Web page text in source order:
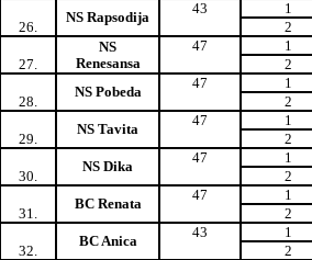
26.
NS Rapsodija
43
1
2
27.
NS
Renesansa
47
1
2
28.
NS Pobeda
47
1
2
29.
NS Tavita
47
1
2
30.
NS Dika
47
1
2
31.
BC Renata
47
1
2
32.
BC Anica
43
1
2